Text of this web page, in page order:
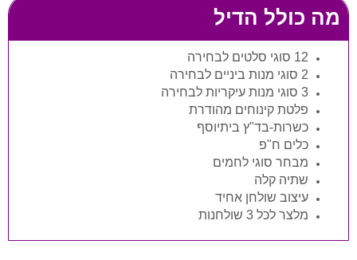
מה כולל הדיל
12 סוגי סלטים לבחירה
2 סוגי מנות ביניים לבחירה
3 סוגי מנות עיקריות לבחירה
פלטת קינוחים מהודרת
כשרות-בד"ץ ביתיוסף
כלים ח"פ
מבחר סוגי לחמים
שתיה קלה
עיצוב שולחן אחיד
מלצר לכל 3 שולחנות